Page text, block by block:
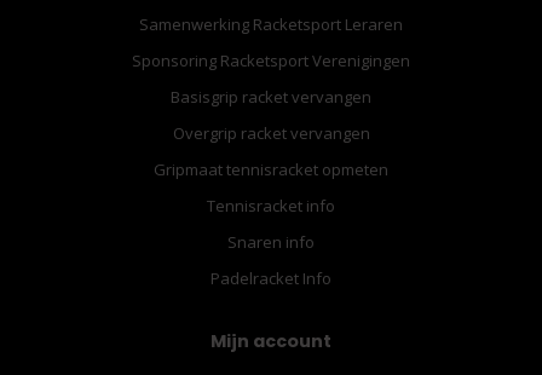
Samenwerking Racketsport Leraren
Sponsoring Racketsport Verenigingen
Basisgrip racket vervangen
Overgrip racket vervangen
Gripmaat tennisracket opmeten
Tennisracket info
Snaren info
Padelracket Info
Mijn account